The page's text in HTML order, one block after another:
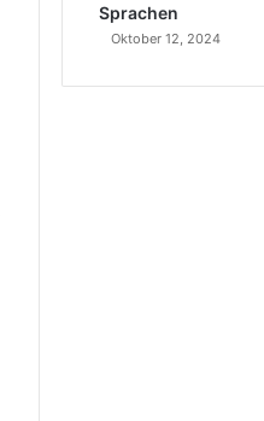
Sprachen
Oktober 12, 2024